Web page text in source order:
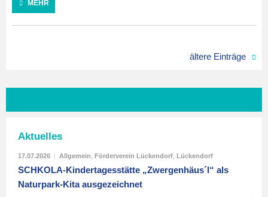
MEHR
ältere Einträge
Aktuelles
17.07.2026 | Allgemein Förderverein Lückendorf Lückendorf
SCHKOLA-Kindertagesstätte „Zwergenhäus´l“ als
Naturpark-Kita ausgezeichnet